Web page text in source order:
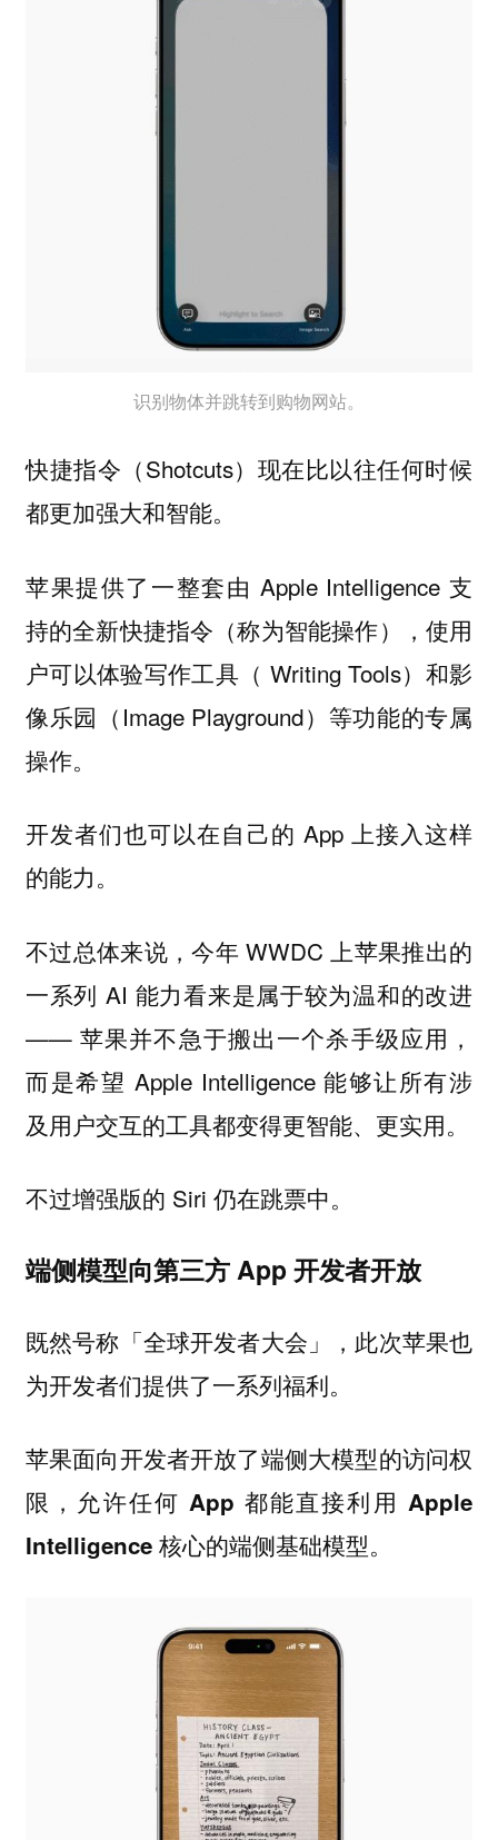
识别物体并跳转到购物网站。
快捷指令（Shotcuts）现在比以往任何时候
都更加强大和智能。
苹果提供了一整套由 Apple Intelligence 支
持的全新快捷指令（称为智能操作），使用
户可以体验写作工具（ Writing Tools）和影
像乐园（Image Playground）等功能的专属
操作。
开发者们也可以在自己的 App 上接入这样
的能力。
不过总体来说，今年 WWDC 上苹果推出的
一系列 AI 能力看来是属于较为温和的改进
—— 苹果并不急于搬出一个杀手级应用，
而是希望 Apple Intelligence 能够让所有涉
及用户交互的工具都变得更智能、更实用。
不过增强版的 Siri 仍在跳票中。
端侧模型向第三方 App 开发者开放
既然号称「全球开发者大会」，此次苹果也
为开发者们提供了一系列福利。
苹果面向开发者开放了端侧大模型的访问权
限， 允许任何 App 都能直接利用 Apple
Intelligence 核心的端侧基础模型。